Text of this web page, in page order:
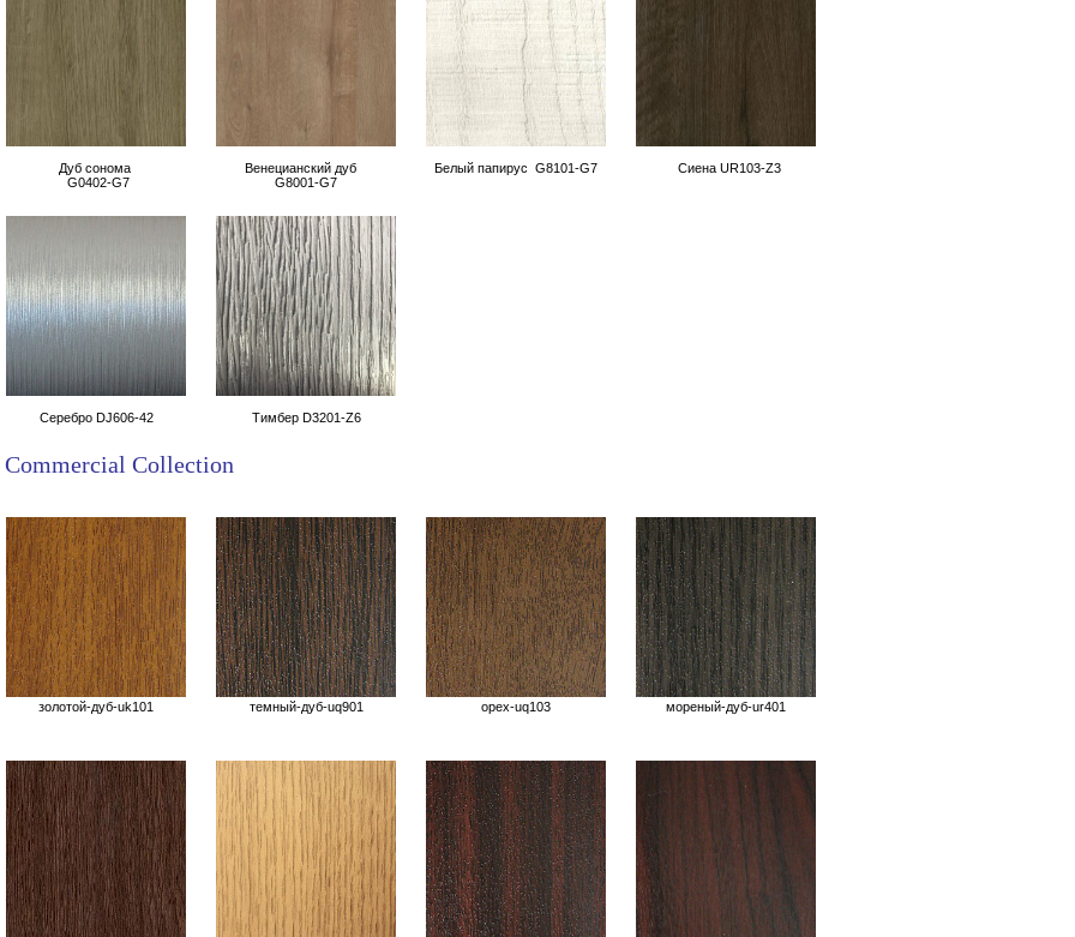
Дуб сонома
G0402-G7
Венецианский дуб
G8001-G7
Белый папирус G8101-G7 Сиена UR103-Z3
Серебро DJ606-42 Тимбер D3201-Z6
Commercial Collection
золотой-дуб-uk101 темный-дуб-uq901 орех-uq103 мореный-дуб-ur401